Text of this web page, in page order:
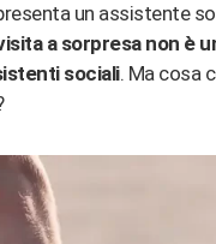
un assistente
a sorpresa non è
sociali. Ma cosa